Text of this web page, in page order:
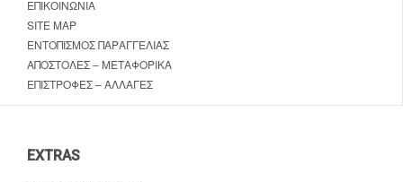
ΕΠΙΚΟΙΝΩΝΊΑ
SITE MAP
ΕΝΤΟΠΙΣΜΌΣ ΠΑΡΑΓΓΕΛΊΑΣ
ΑΠΟΣΤΟΛΈΣ – ΜΕΤΑΦΟΡΙΚΆ
ΕΠΙΣΤΡΟΦΈΣ – ΑΛΛΑΓΈΣ
EXTRAS